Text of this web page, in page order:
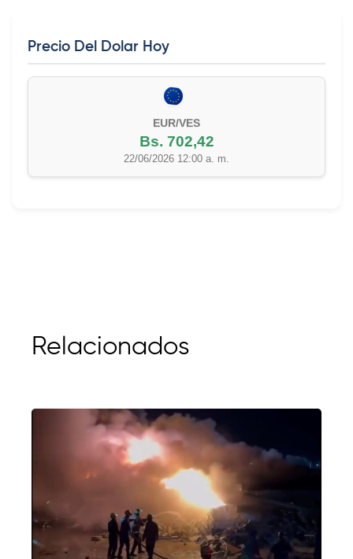
Precio Del Dolar Hoy
EUR/VES
Bs. 702,42
22/06/2026 12:00 a. m.
Relacionados